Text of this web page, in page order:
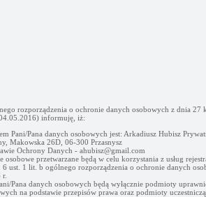
rozporządzenia o ochronie danych osobowych z dnia 27
informuję, iż:
Pani/Pana danych osobowych jest: Arkadiusz Hubisz
Makowska 26D, 06-300 Przasnysz
Ochrony Danych - ahubisz@gmail.com
osobowe przetwarzane będą w celu korzystania z usług
6 ust. 1 lit. b ogólnego rozporządzenia o ochronie danych
r.
Pana danych osobowych będą wyłącznie podmioty
na podstawie przepisów prawa oraz podmioty